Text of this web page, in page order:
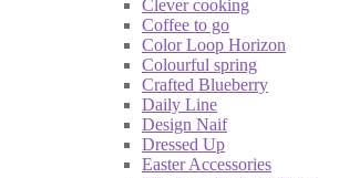
Clever cooking
Coffee to go
Color Loop Horizon
Colourful spring
Crafted Blueberry
Daily Line
Design Naif
Dressed Up
Easter Accessories